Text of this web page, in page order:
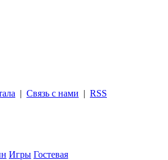
| Связь с нами | RSS
Игры Гостевая